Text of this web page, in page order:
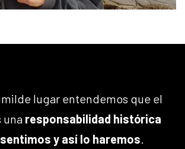
lugar entendemos que el
una responsabilidad histórica
y así lo haremos.